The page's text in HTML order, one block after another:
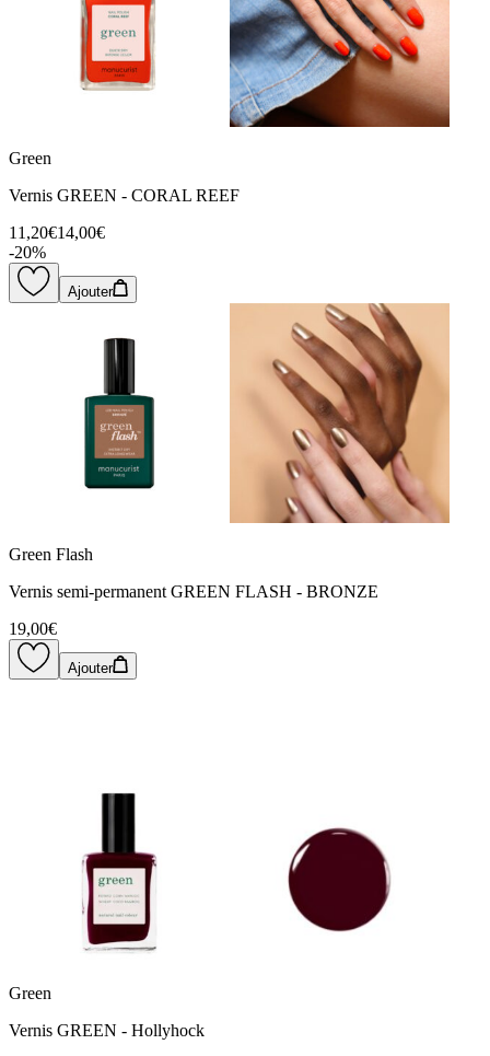
Green
Vernis GREEN - CORAL REEF
11,20€14,00€
-20%
Ajouter
Green Flash
Vernis semi-permanent GREEN FLASH - BRONZE
19,00€
Ajouter
Green
Vernis GREEN - Hollyhock